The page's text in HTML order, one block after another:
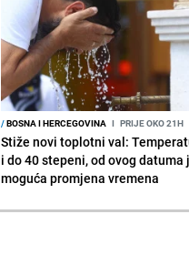
/BOSNA I HERCEGOVINA I PRIJE OKO 21H
Stiže novi toplotni val:
i do 40 stepeni, od ovog datuma
moguća promjena vremena